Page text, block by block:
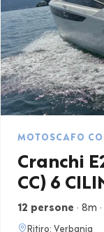
MOTOSCAFO
Cranchi
CC) 6
12 persone · 8m
Ritiro: Verbania